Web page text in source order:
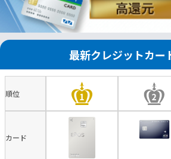
最新クレジットカー
順位
カード